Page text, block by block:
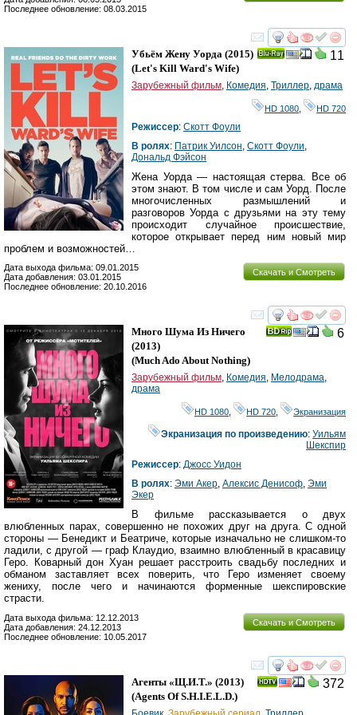
Последнее обновление: 08.03.2015
смотреть
11
Убьём Жену Уорда (2015)
(Let's Kill Ward's Wife)
Зарубежный фильм Комедия Триллер драма
HD 1080 HD 720
Режиссер: Скотт Фоули
В ролях: Патрик Уилсон Скотт Фоули
Дональд Фэйсон
Жена Уорда — настоящая стерва. Все об
этом знают. В том числе и сам Уорд. После
многочисленных размышлений и
разговоров Уорда с друзьями на эту тему
происходит случайное происшествие,
которое открывает перед ним новый мир
проблем и возможностей…
Скачать и Смотреть
Дата выхода фильма: 09.01.2015
Дата добавления: 03.01.2015
Последнее обновление: 20.10.2016
смотреть
6
Много Шума Из Ничего
(2013)
(Much Ado About Nothing)
Зарубежный фильм, Комедия, Мелодрама,
драма
HD 1080 HD 720 Экранизация
Экранизация по произведению:Уильям
Шекспир
Режиссер: Джосс Уидон
В ролях: Эми Акер, Алексис Денисоф, Эми
Экер
В фильме рассказывается о двух
влюбленных парах, совершенно не похожих друг на друга. С одной
стороны — Бенедикт и Беатриче, которые изначально не слишком-то
ладили, с другой — граф Клаудио, взаимно влюбленный в красавицу
Геро. Коварный дон Хуан решает расстроить свадьбу последних и
обманом заставляет всех поверить, что Геро изменяет своему
жениху, после чего и начинаются форменные шекспировские
страсти.
Скачать и Смотреть
Дата выхода фильма: 12.12.2013
Дата добавления: 24.12.2013
Последнее обновление: 10.05.2017
смотреть
372
Агенты «Щ.И.Т.» (2013)
(Agents Of S.H.I.E.L.D.)